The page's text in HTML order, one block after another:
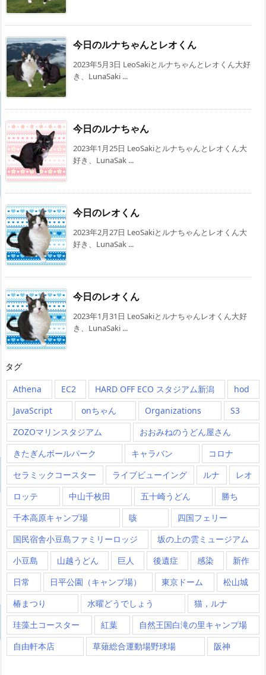
今日のルナちゃんとレオくん
2023年5月3日 LeoSakiとルナちゃんとレオくん大好
き、LunaSaki ...
今日のルナちゃん
2023年1月25日 LeoSakiとルナちゃんとレオくん大
好き、LunaSak ...
今日のレオくん
2023年2月27日 LeoSakiとルナちゃんとレオくん大
好き、LunaSak ...
今日のレオくん
2023年1月31日 LeoSakiとルナちゃんレオくん大好
き、LunaSaki ...
タグ
Athena
EC2 HARD OFF ECO スタジアム新潟
hod
JavaScript
onちゃん Organizations
S3
ZOZOマリンスタジアム
おおみねのうどん屋さん
きたぎんボールパーク
キャラバン
コロナ
セラミックコースター
ライブビューイング ルナ
レオ
ロッテ
中山千枚田 五十崎うどん
勝ち
千本高原キャンプ場
咳
四国フェリー
国民宿舎小豆島ファミリーロッジ
坂の上の雲ミュージアム
小豆島
山越うどん 巨人 後遺症 感染
新作
日常
日平公園（キャンプ場） 東京ドーム
松山城
椿まつり
水曜どうでしょう
猫，ルナ
珪藻土コースター
紅葉
自然王国白滝の里キャンプ場
自由軒本店
草薙総合運動場野球場 阪神